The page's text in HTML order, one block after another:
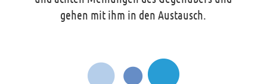
gehen mit ihm in den Austausch.